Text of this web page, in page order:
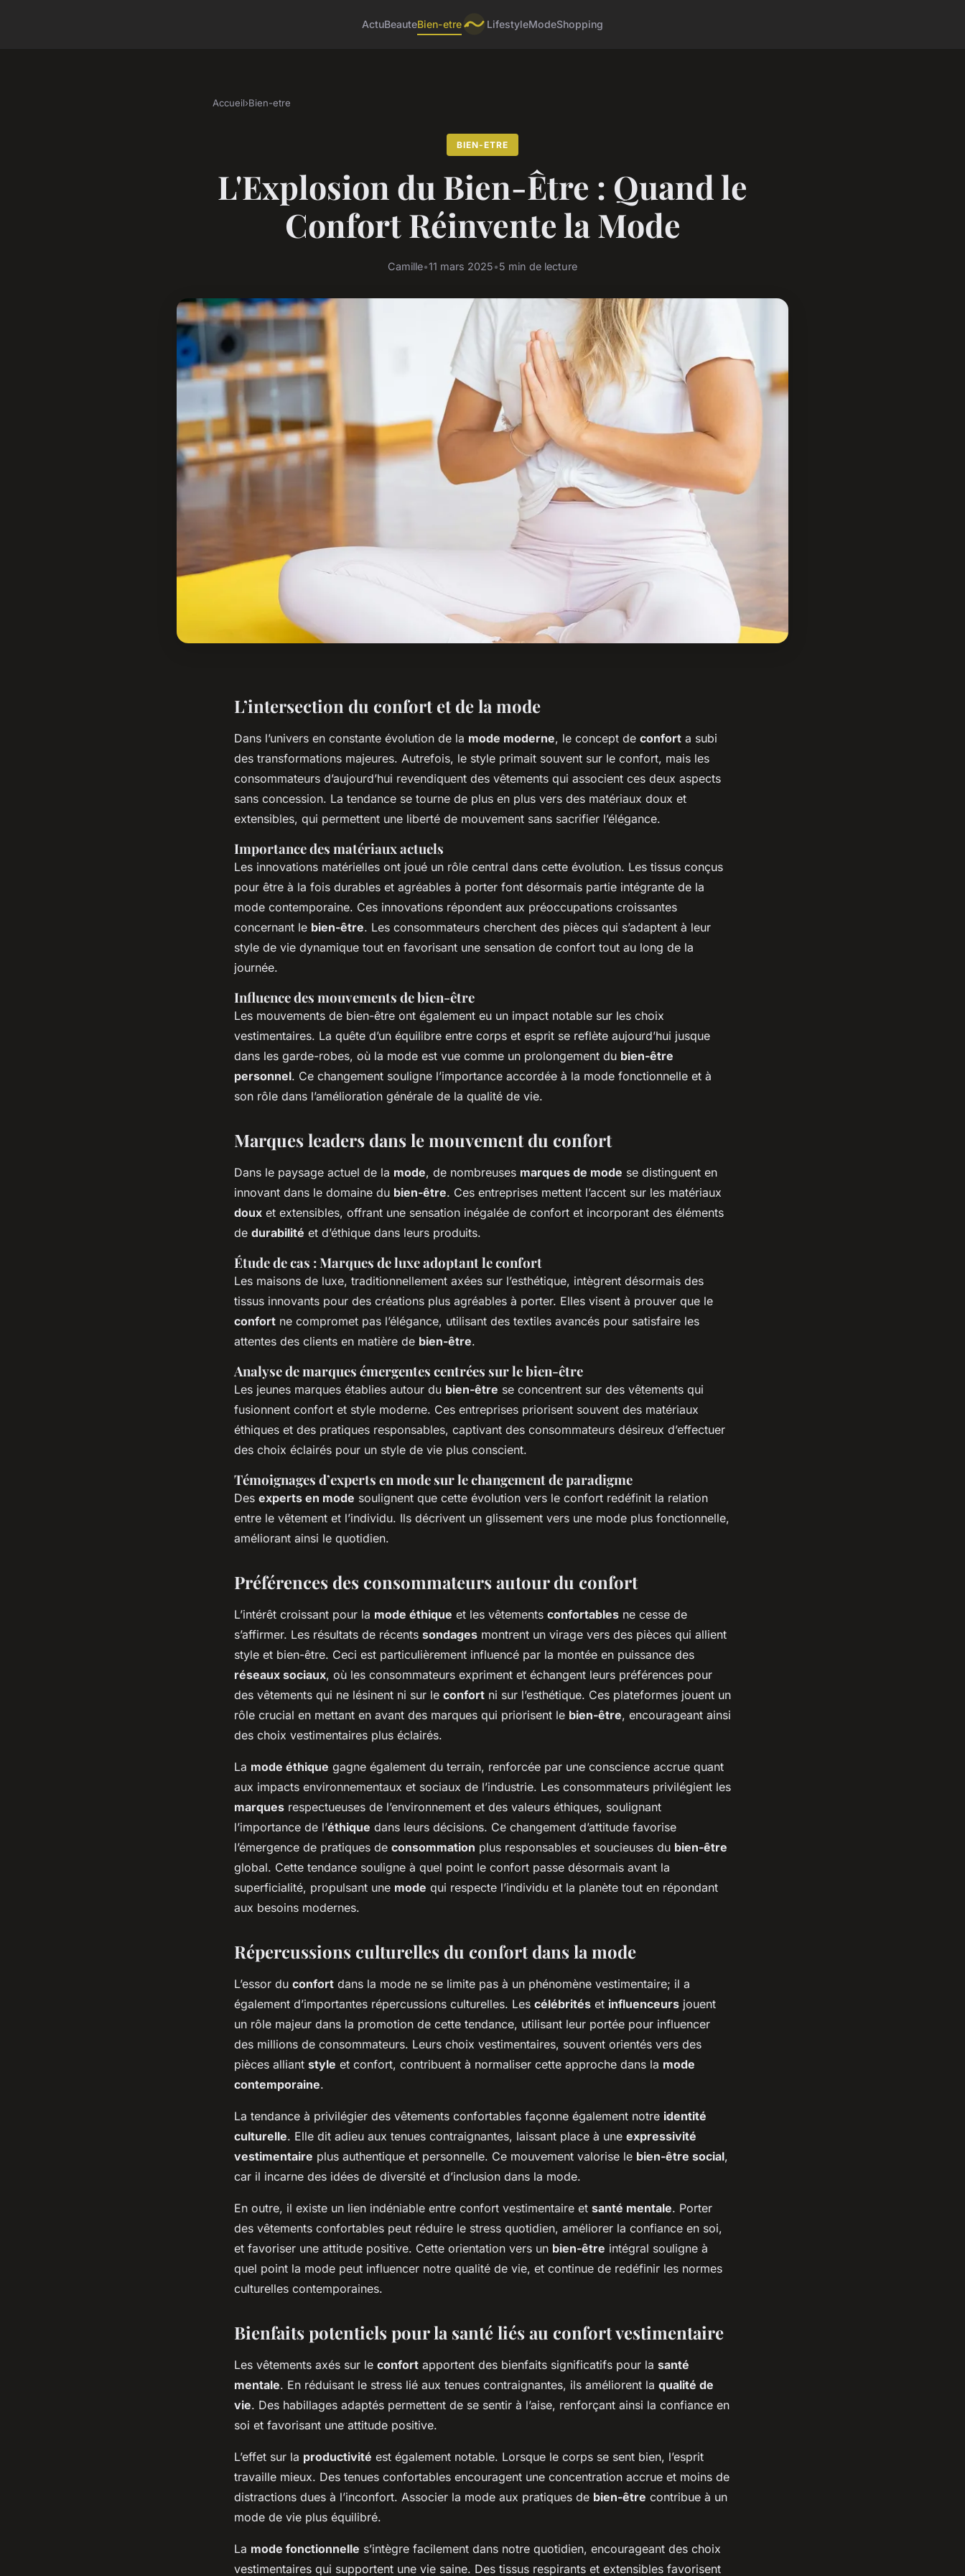
ActuBeauteBien-etre LifestyleModeShopping
Accueil›Bien-etre
BIEN-ETRE
L'Explosion du Bien-Être : Quand le
Confort Réinvente la Mode
Camille•11 mars 2025•5 min de lecture
L’intersection du confort et de la mode
Dans l’univers en constante évolution de la mode moderne, le concept de confort a subi
des transformations majeures. Autrefois, le style primait souvent sur le confort, mais les
consommateurs d’aujourd’hui revendiquent des vêtements qui associent ces deux aspects
sans concession. La tendance se tourne de plus en plus vers des matériaux doux et
extensibles, qui permettent une liberté de mouvement sans sacrifier l’élégance.
Importance des matériaux actuels
Les innovations matérielles ont joué un rôle central dans cette évolution. Les tissus conçus
pour être à la fois durables et agréables à porter font désormais partie intégrante de la
mode contemporaine. Ces innovations répondent aux préoccupations croissantes
concernant le bien-être. Les consommateurs cherchent des pièces qui s’adaptent à leur
style de vie dynamique tout en favorisant une sensation de confort tout au long de la
journée.
Influence des mouvements de bien-être
Les mouvements de bien-être ont également eu un impact notable sur les choix
vestimentaires. La quête d’un équilibre entre corps et esprit se reflète aujourd’hui jusque
dans les garde-robes, où la mode est vue comme un prolongement du bien-être
personnel. Ce changement souligne l’importance accordée à la mode fonctionnelle et à
son rôle dans l’amélioration générale de la qualité de vie.
Marques leaders dans le mouvement du confort
Dans le paysage actuel de la mode, de nombreuses marques de mode se distinguent en
innovant dans le domaine du bien-être. Ces entreprises mettent l’accent sur les matériaux
doux et extensibles, offrant une sensation inégalée de confort et incorporant des éléments
de durabilité et d’éthique dans leurs produits.
Étude de cas : Marques de luxe adoptant le confort
Les maisons de luxe, traditionnellement axées sur l’esthétique, intègrent désormais des
tissus innovants pour des créations plus agréables à porter. Elles visent à prouver que le
confort ne compromet pas l’élégance, utilisant des textiles avancés pour satisfaire les
attentes des clients en matière de bien-être.
Analyse de marques émergentes centrées sur le bien-être
Les jeunes marques établies autour du bien-être se concentrent sur des vêtements qui
fusionnent confort et style moderne. Ces entreprises priorisent souvent des matériaux
éthiques et des pratiques responsables, captivant des consommateurs désireux d’effectuer
des choix éclairés pour un style de vie plus conscient.
Témoignages d’experts en mode sur le changement de paradigme
Des experts en mode soulignent que cette évolution vers le confort redéfinit la relation
entre le vêtement et l’individu. Ils décrivent un glissement vers une mode plus fonctionnelle,
améliorant ainsi le quotidien.
Préférences des consommateurs autour du confort
L’intérêt croissant pour la mode éthique et les vêtements confortables ne cesse de
s’affirmer. Les résultats de récents sondages montrent un virage vers des pièces qui allient
style et bien-être. Ceci est particulièrement influencé par la montée en puissance des
réseaux sociaux, où les consommateurs expriment et échangent leurs préférences pour
des vêtements qui ne lésinent ni sur le confort ni sur l’esthétique. Ces plateformes jouent un
rôle crucial en mettant en avant des marques qui priorisent le bien-être, encourageant ainsi
des choix vestimentaires plus éclairés.
La mode éthique gagne également du terrain, renforcée par une conscience accrue quant
aux impacts environnementaux et sociaux de l’industrie. Les consommateurs privilégient les
marques respectueuses de l’environnement et des valeurs éthiques, soulignant
l’importance de l’éthique dans leurs décisions. Ce changement d’attitude favorise
l’émergence de pratiques de consommation plus responsables et soucieuses du bien-être
global. Cette tendance souligne à quel point le confort passe désormais avant la
superficialité, propulsant une mode qui respecte l’individu et la planète tout en répondant
aux besoins modernes.
Répercussions culturelles du confort dans la mode
L’essor du confort dans la mode ne se limite pas à un phénomène vestimentaire; il a
également d’importantes répercussions culturelles. Les célébrités et influenceurs jouent
un rôle majeur dans la promotion de cette tendance, utilisant leur portée pour influencer
des millions de consommateurs. Leurs choix vestimentaires, souvent orientés vers des
pièces alliant style et confort, contribuent à normaliser cette approche dans la mode
contemporaine.
La tendance à privilégier des vêtements confortables façonne également notre identité
culturelle. Elle dit adieu aux tenues contraignantes, laissant place à une expressivité
vestimentaire plus authentique et personnelle. Ce mouvement valorise le bien-être social,
car il incarne des idées de diversité et d’inclusion dans la mode.
En outre, il existe un lien indéniable entre confort vestimentaire et santé mentale. Porter
des vêtements confortables peut réduire le stress quotidien, améliorer la confiance en soi,
et favoriser une attitude positive. Cette orientation vers un bien-être intégral souligne à
quel point la mode peut influencer notre qualité de vie, et continue de redéfinir les normes
culturelles contemporaines.
Bienfaits potentiels pour la santé liés au confort vestimentaire
Les vêtements axés sur le confort apportent des bienfaits significatifs pour la santé
mentale. En réduisant le stress lié aux tenues contraignantes, ils améliorent la qualité de
vie. Des habillages adaptés permettent de se sentir à l’aise, renforçant ainsi la confiance en
soi et favorisant une attitude positive.
L’effet sur la productivité est également notable. Lorsque le corps se sent bien, l’esprit
travaille mieux. Des tenues confortables encouragent une concentration accrue et moins de
distractions dues à l’inconfort. Associer la mode aux pratiques de bien-être contribue à un
mode de vie plus équilibré.
La mode fonctionnelle s’intègre facilement dans notre quotidien, encourageant des choix
vestimentaires qui supportent une vie saine. Des tissus respirants et extensibles favorisent